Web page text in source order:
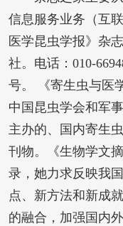
信息服务业务（互
医学昆虫学报》杂
社。电话：010-
号。 《寄生虫与医
中国昆虫学会和军
主办的、国内寄生
刊物。《生物学文
录，她力求反映我
点、新方法和新成
的融合，加强国内